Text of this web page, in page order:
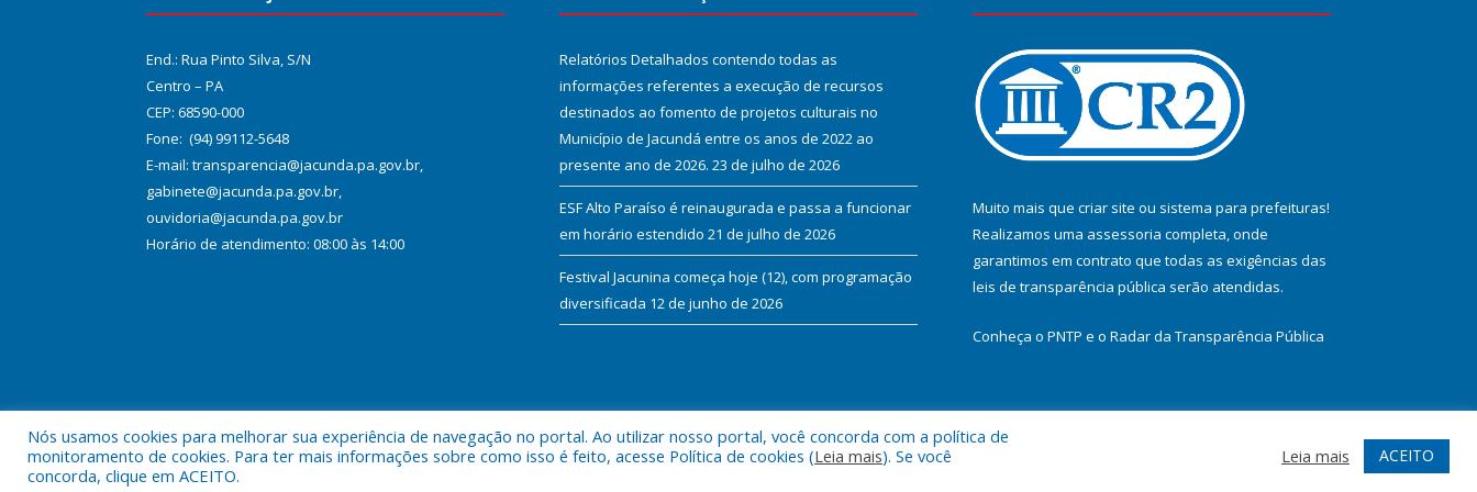
End.: Rua Pinto Silva, S/N
Centro – PA
CEP: 68590-000
Fone: (94) 99112-5648
E-mail: transparencia@jacunda.pa.gov.br,
gabinete@jacunda.pa.gov.br,
ouvidoria@jacunda.pa.gov.br
Horário de atendimento: 08:00 às 14:00
Relatórios Detalhados contendo todas as
informações referentes a execução de recursos
destinados ao fomento de projetos culturais no
Município de Jacundá entre os anos de 2022 ao
presente ano de 2026. 23 de julho de 2026
ESF Alto Paraíso é reinaugurada e passa a funcionar
em horário estendido 21 de julho de 2026
Festival Jacunina começa hoje (12), com programação
diversificada 12 de junho de 2026
Muito mais que criar site ou sistema para prefeituras!
Realizamos uma assessoria completa, onde
garantimos em contrato que todas as exigências das
leis de transparência pública serão atendidas.
Conheça o PNTP e o Radar da Transparência Pública
Todos os direitos reservados a Prefeitura Municipal de Jacundá. Mapa do Site Acessar Webmail
Nós usamos cookies para melhorar sua experiência de navegação no portal. Ao utilizar nosso portal, você concorda com a política de
monitoramento de cookies. Para ter mais informações sobre como isso é feito, acesse Política de cookies (Leia mais). Se você
concorda, clique em ACEITO.
Leia mais ACEITO